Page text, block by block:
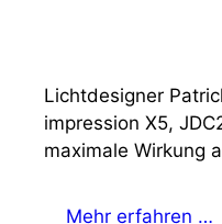
Lichtdesigner
impression X5,
maximale Wirkung
Mehr erfahren …